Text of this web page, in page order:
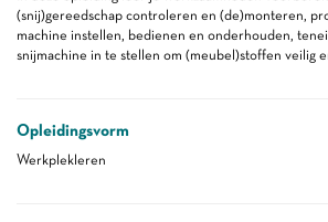
(snij)gereedschap controleren en (de)monteren,
machine instellen, bedienen en onderhouden,
snijmachine in te stellen om (meubel)stoffen veilig
Opleidingsvorm
Werkplekleren